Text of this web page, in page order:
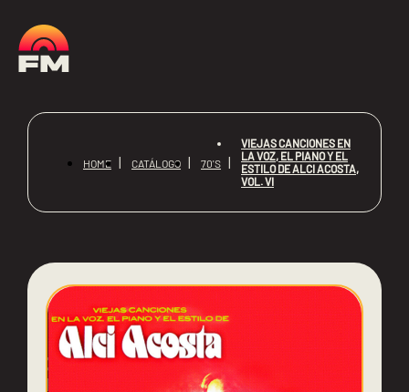
HOME CATÁLOGO 70'S
VIEJAS CANCIONES EN
LA VOZ, EL PIANO Y EL
ESTILO DE ALCI ACOSTA,
VOL. VI